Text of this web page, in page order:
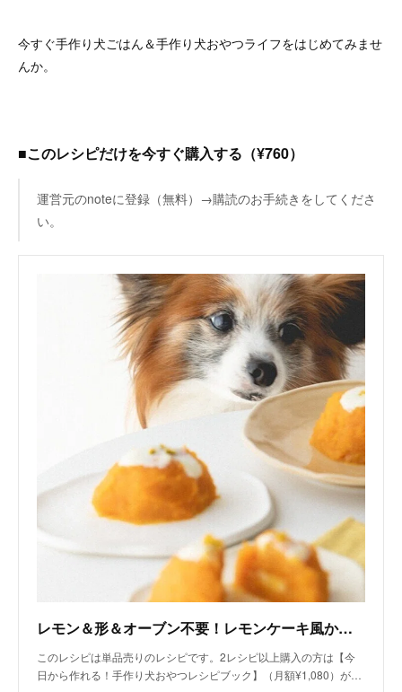
今すぐ手作り犬ごはん＆手作り犬おやつライフをはじめてみませ
んか。
■このレシピだけを今すぐ購入する（¥760）
運営元のnoteに登録（無料）→購読のお手続きをしてくださ
い。
レモン＆形＆オーブン不要！レモンケーキ風かぼちゃケーキ（手作り犬おやつレシピ）/単品購入｜いちかわあやこ（犬ごはん先生）｜note
このレシピは単品売りのレシピです。2レシピ以上購入の方は【今
日から作れる！手作り犬おやつレシピブック】（月額¥1,080）が…